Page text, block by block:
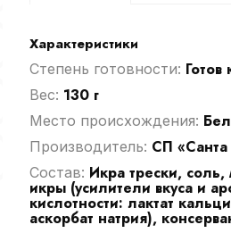
Характеристики
Степень готовности:
Вес: 130 г
Место происхождения:
Производитель: СП
Cостав: Икра трески,
икры (усилители вкуса и
кислотности: лактат
аскорбат натрия),